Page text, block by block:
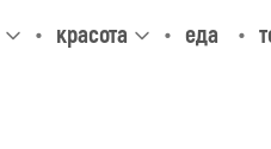
красота еда